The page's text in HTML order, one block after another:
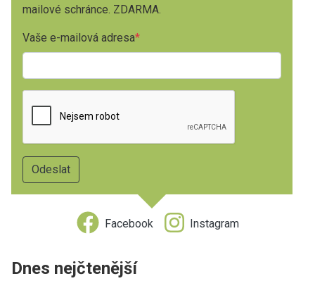
mailové schránce. ZDARMA.
Vaše e-mailová adresa
Facebook Instagram
Dnes nejčtenější